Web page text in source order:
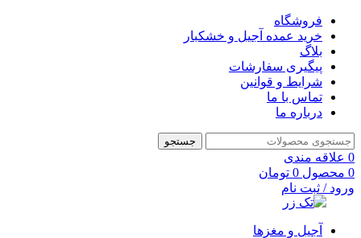
فروشگاه
خرید عمده آجیل و خشکبار
بلاگ
پیگیری سفارشات
شرایط و قوانین
تماس با ما
درباره ما
جستجو
0 علاقه مندی
0 محصول 0 تومان
ورود / ثبت نام
آجیل و مغزها